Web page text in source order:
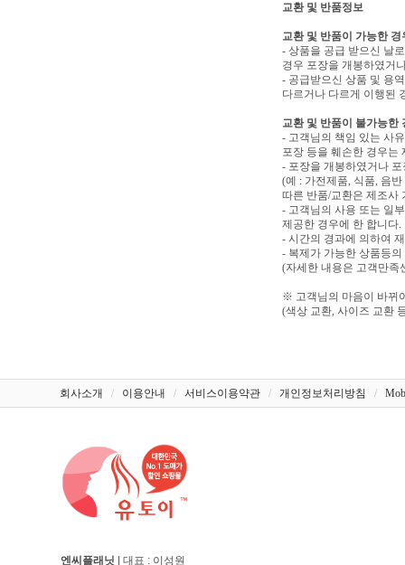
교환 및 반품정보
교환 및 반품이 가능한 경
- 상품을 공급 받으신 날
경우 포장을 개봉하였거
- 공급받으신 상품 및 용
다르거나 다르게 이행된
교환 및 반품이 불가능한
- 고객님의 책임 있는 사
포장 등을 훼손한 경우는
- 포장을 개봉하였거나
(예 : 가전제품, 식품, 음
따른 반품/교환은 제조사
- 고객님의 사용 또는 일
제공한 경우에 한 합니다.
- 시간의 경과에 의하여
- 복제가 가능한 상품등
(자세한 내용은 고객만족
※ 고객님의 마음이 바뀌
(색상 교환, 사이즈 교환
회사소개 / 이용안내 / 서비스이용약관 / 개인정보처리방침 /
엔씨플래닛 | 대표 : 이성원